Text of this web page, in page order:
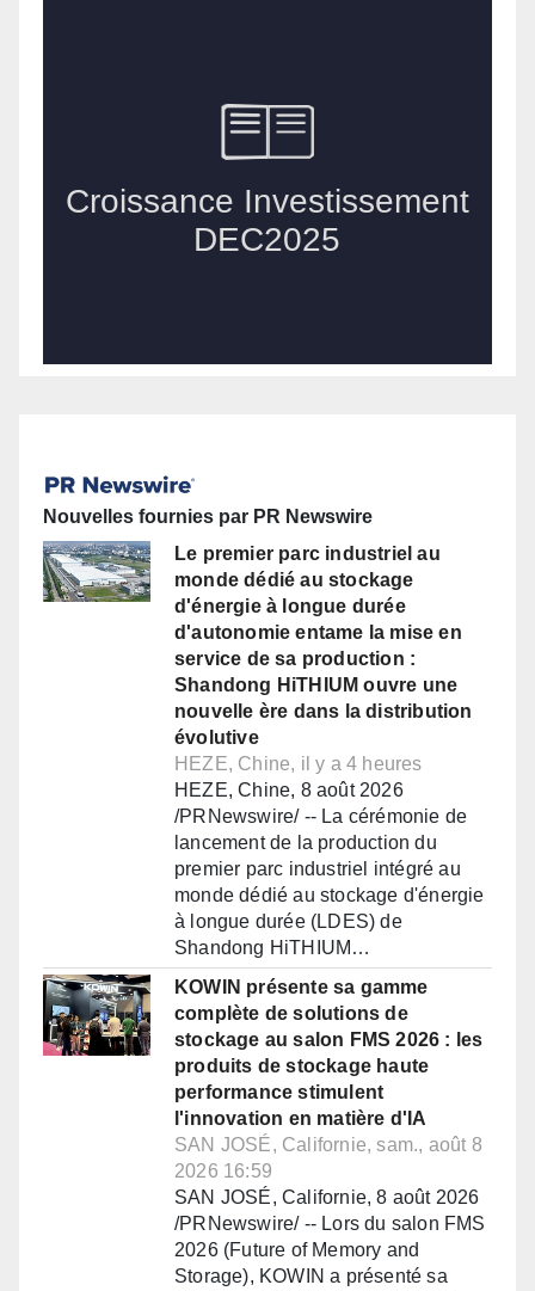
Nouvelles fournies par PR Newswire
Le premier parc industriel au
monde dédié au stockage
d'énergie à longue durée
d'autonomie entame la mise en
service de sa production :
Shandong HiTHIUM ouvre une
nouvelle ère dans la distribution
évolutive
HEZE, Chine, il y a 4 heures
HEZE, Chine, 8 août 2026
/PRNewswire/ -- La cérémonie de
lancement de la production du
premier parc industriel intégré au
monde dédié au stockage d'énergie
à longue durée (LDES) de
Shandong HiTHIUM…
KOWIN présente sa gamme
complète de solutions de
stockage au salon FMS 2026 : les
produits de stockage haute
performance stimulent
l'innovation en matière d'IA
SAN JOSÉ, Californie, sam., août 8
2026 16:59
SAN JOSÉ, Californie, 8 août 2026
/PRNewswire/ -- Lors du salon FMS
2026 (Future of Memory and
Storage), KOWIN a présenté sa